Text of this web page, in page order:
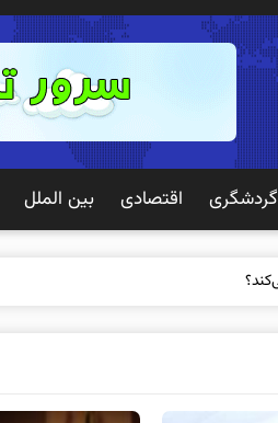
گردشگری اقتصادی بین الملل